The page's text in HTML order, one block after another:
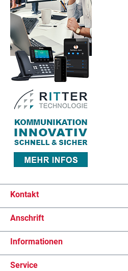
Kontakt
Anschrift
Informationen
Service